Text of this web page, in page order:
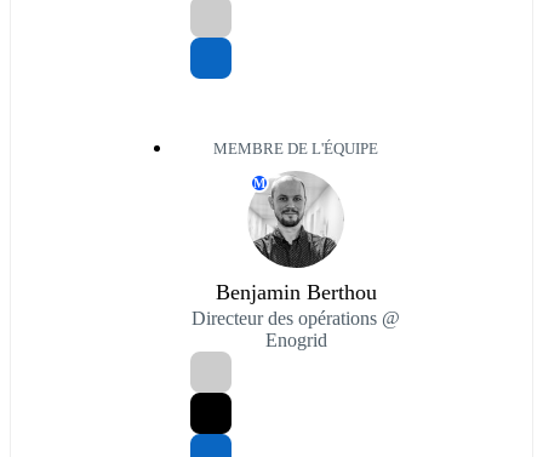
MEMBRE DE L'ÉQUIPE
M
Benjamin Berthou
Directeur des opérations @
Enogrid